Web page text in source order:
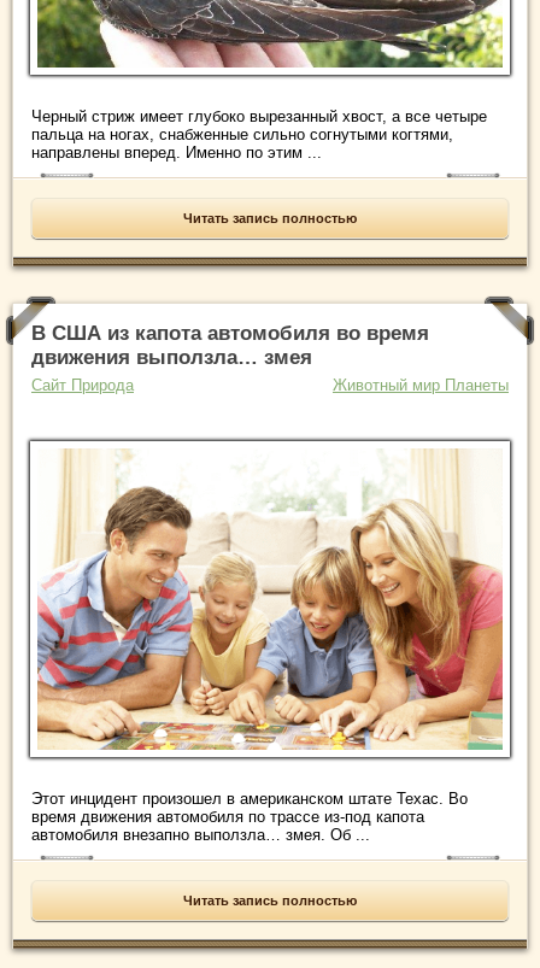
Черный стриж имеет глубоко вырезанный хвост, а все четыре
пальца на ногах, снабженные сильно согнутыми когтями,
направлены вперед. Именно по этим ...
Читать запись полностью
В США из капота автомобиля во время
движения выползла… змея
Сайт Природа Животный мир Планеты
Этот инцидент произошел в американском штате Техас. Во
время движения автомобиля по трассе из-под капота
автомобиля внезапно выползла… змея. Об ...
Читать запись полностью